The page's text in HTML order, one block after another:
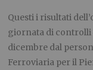
Questi i risultati
giornata di controlli
dicembre dal
Ferroviaria per il